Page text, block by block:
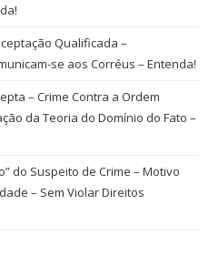
Qualificada –
se aos Corréus – Entenda!
– Crime Contra a Ordem
da Teoria do Domínio do Fato –
do Suspeito de Crime – Motivo
– Sem Violar Direitos